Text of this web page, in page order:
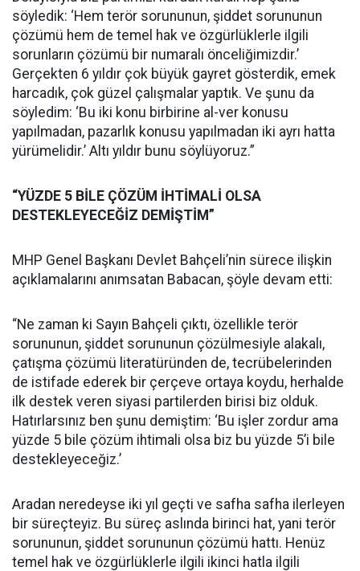
söyledik: ‘Hem terör sorununun, şiddet sorununun
çözümü hem de temel hak ve özgürlüklerle ilgili
sorunların çözümü bir numaralı önceliğimizdir.’
Gerçekten 6 yıldır çok büyük gayret gösterdik, emek
harcadık, çok güzel çalışmalar yaptık. Ve şunu da
söyledim: ‘Bu iki konu birbirine al-ver konusu
yapılmadan, pazarlık konusu yapılmadan iki ayrı hatta
yürümelidir.’ Altı yıldır bunu söylüyoruz.”
“YÜZDE 5 BİLE ÇÖZÜM İHTİMALİ OLSA
DESTEKLEYECEĞİZ DEMİŞTİM”
MHP Genel Başkanı Devlet Bahçeli’nin sürece ilişkin
açıklamalarını anımsatan Babacan, şöyle devam etti:
“Ne zaman ki Sayın Bahçeli çıktı, özellikle terör
sorununun, şiddet sorununun çözülmesiyle alakalı,
çatışma çözümü literatüründen de, tecrübelerinden
de istifade ederek bir çerçeve ortaya koydu, herhalde
ilk destek veren siyasi partilerden birisi biz olduk.
Hatırlarsınız ben şunu demiştim: ‘Bu işler zordur ama
yüzde 5 bile çözüm ihtimali olsa biz bu yüzde 5’i bile
destekleyeceğiz.’
Aradan neredeyse iki yıl geçti ve safha safha ilerleyen
bir süreçteyiz. Bu süreç aslında birinci hat, yani terör
sorununun, şiddet sorununun çözümü hattı. Henüz
temel hak ve özgürlüklerle ilgili ikinci hatla ilgili